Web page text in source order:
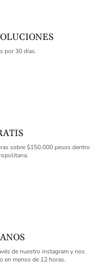
por 30 días.
sobre $150.000 pesos dentro
de nuestro instagram y nos
en menos de 12 horas.